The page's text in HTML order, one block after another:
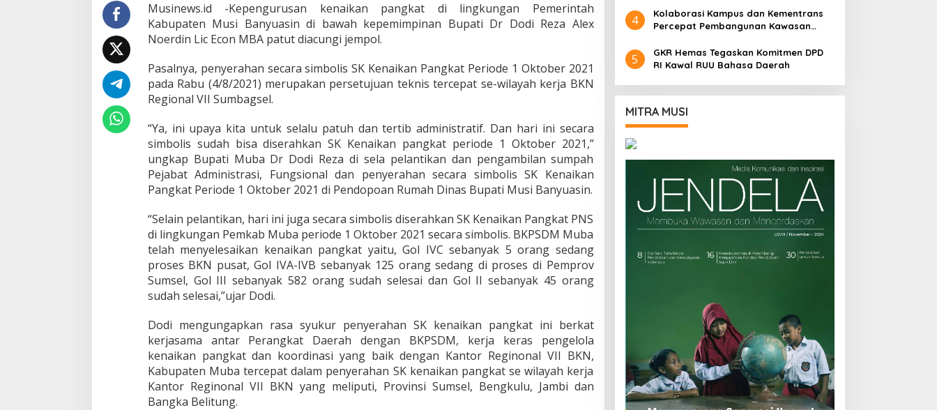
a
L
n
2
P
e
a
b
t
F
n
g
s
a
l
d
a
A
Musinews.id -Kepengurusan kenaikan pangkat di lingkungan Pemerintah
Kabupaten Musi Banyuasin di bawah kepemimpinan Bupati Dr Dodi Reza Alex
Noerdin Lic Econ MBA patut diacungi jempol.
Pasalnya, penyerahan secara simbolis SK Kenaikan Pangkat Periode 1 Oktober 2021
pada Rabu (4/8/2021) merupakan persetujuan teknis tercepat se-wilayah kerja BKN
Regional VII Sumbagsel.
“Ya, ini upaya kita untuk selalu patuh dan tertib administratif. Dan hari ini secara
simbolis sudah bisa diserahkan SK Kenaikan pangkat periode 1 Oktober 2021,”
ungkap Bupati Muba Dr Dodi Reza di sela pelantikan dan pengambilan sumpah
Pejabat Administrasi, Fungsional dan penyerahan secara simbolis SK Kenaikan
Pangkat Periode 1 Oktober 2021 di Pendopoan Rumah Dinas Bupati Musi Banyuasin.
“Selain pelantikan, hari ini juga secara simbolis diserahkan SK Kenaikan Pangkat PNS
di lingkungan Pemkab Muba periode 1 Oktober 2021 secara simbolis. BKPSDM Muba
telah menyelesaikan kenaikan pangkat yaitu, Gol IVC sebanyak 5 orang sedang
proses BKN pusat, Gol IVA-IVB sebanyak 125 orang sedang di proses di Pemprov
Sumsel, Gol III sebanyak 582 orang sudah selesai dan Gol II sebanyak 45 orang
sudah selesai,”ujar Dodi.
Dodi mengungapkan rasa syukur penyerahan SK kenaikan pangkat ini berkat
kerjasama antar Perangkat Daerah dengan BKPSDM, kerja keras pengelola
kenaikan pangkat dan koordinasi yang baik dengan Kantor Reginonal VII BKN,
Kabupaten Muba tercepat dalam penyerahan SK kenaikan pangkat se wilayah kerja
Kantor Reginonal VII BKN yang meliputi, Provinsi Sumsel, Bengkulu, Jambi dan
Bangka Belitung.
4
Kolaborasi Kampus dan Kementrans
Percepat Pembangunan Kawasan
5
GKR Hemas Tegaskan Komitmen DPD
RI Kawal RUU Bahasa Daerah
MITRA MUSI